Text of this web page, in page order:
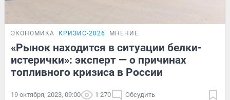
ЭКОНОМИКА КРИЗИС-2026 МНЕНИЕ
«Рынок находится в ситуации белки-
истерички»: эксперт — о причинах
топливного кризиса в России
19 октября, 2023, 09:00 1 270 Обсудить